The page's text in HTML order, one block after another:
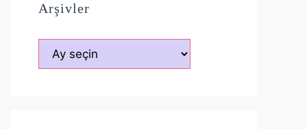
Arşivler
Arşivler